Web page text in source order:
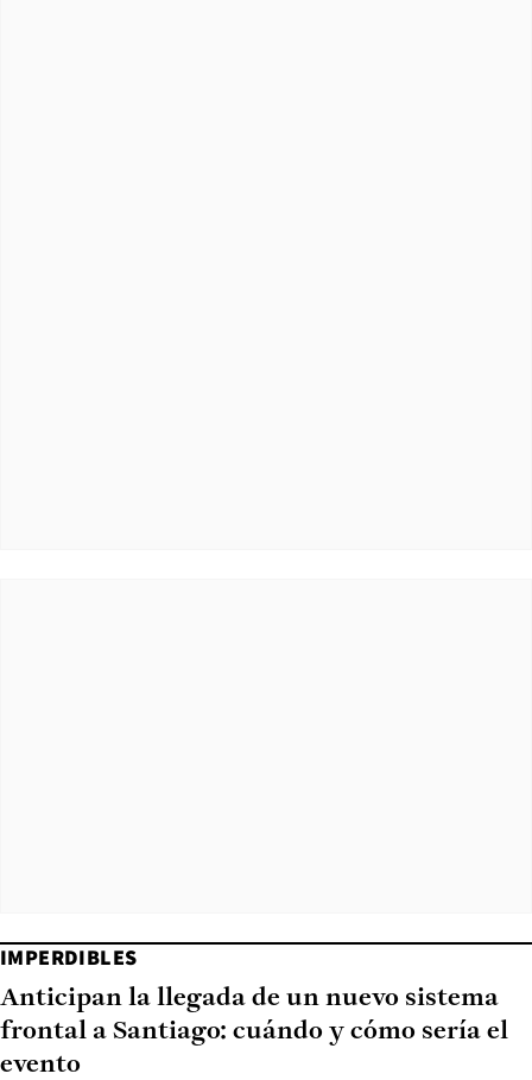
IMPERDIBLES
Anticipan la llegada de un nuevo sistema
frontal a Santiago: cuándo y cómo sería el
evento